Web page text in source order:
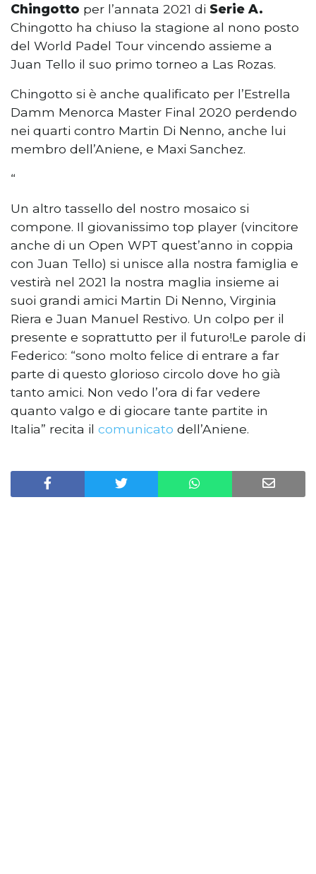
Chingotto per l’annata 2021 di Serie A.
Chingotto ha chiuso la stagione al nono posto
del World Padel Tour vincendo assieme a
Juan Tello il suo primo torneo a Las Rozas.
Chingotto si è anche qualificato per l’Estrella
Damm Menorca Master Final 2020 perdendo
nei quarti contro Martin Di Nenno, anche lui
membro dell’Aniene, e Maxi Sanchez.
“
Un altro tassello del nostro mosaico si
compone. Il giovanissimo top player (vincitore
anche di un Open WPT quest’anno in coppia
con Juan Tello) si unisce alla nostra famiglia e
vestirà nel 2021 la nostra maglia insieme ai
suoi grandi amici Martin Di Nenno, Virginia
Riera e Juan Manuel Restivo. Un colpo per il
presente e soprattutto per il futuro!Le parole di
Federico: “sono molto felice di entrare a far
parte di questo glorioso circolo dove ho già
tanto amici. Non vedo l’ora di far vedere
quanto valgo e di giocare tante partite in
Italia” recita il comunicato dell’Aniene.